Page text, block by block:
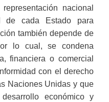
nacional
de cada Estado para
también depende de
lo cual, se condena
financiera o comercial
con el derecho
Naciones Unidas y que
económico y